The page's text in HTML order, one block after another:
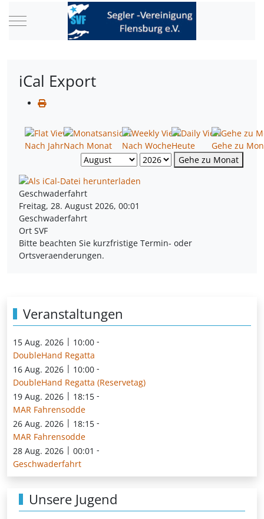
Mobile Menu Toggle
iCal Export
Nach JahrNach Monat Nach WocheHeute
Gehe zu
Gehe zu Monat
Geschwaderfahrt
Freitag, 28. August 2026, 00:01
Geschwaderfahrt
Ort SVF
Bitte beachten Sie kurzfristige Termin- oder
Ortsveraenderungen.
Veranstaltungen
15 Aug. 2026 | 10:00 -
DoubleHand Regatta
16 Aug. 2026 | 10:00 -
DoubleHand Regatta (Reservetag)
19 Aug. 2026 | 18:15 -
MAR Fahrensodde
26 Aug. 2026 | 18:15 -
MAR Fahrensodde
28 Aug. 2026 | 00:01 -
Geschwaderfahrt
Unsere Jugend